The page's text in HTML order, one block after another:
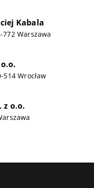
Kabala
772 Warszawa
Wrocław
z o.o.